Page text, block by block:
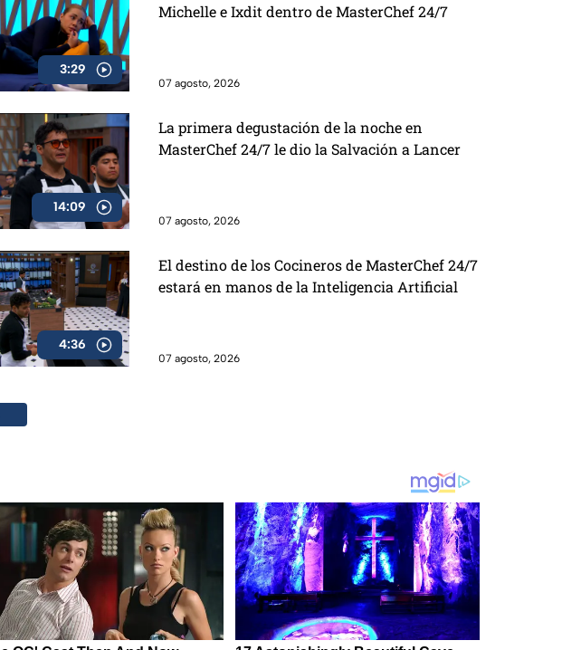
3:29
Michelle e Ixdit dentro de MasterChef 24/7
07 agosto, 2026
14:09
La primera degustación de la noche en
MasterChef 24/7 le dio la Salvación a Lancer
07 agosto, 2026
4:36
El destino de los Cocineros de MasterChef 24/7
estará en manos de la Inteligencia Artificial
07 agosto, 2026